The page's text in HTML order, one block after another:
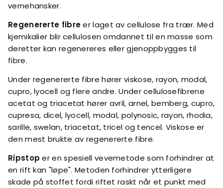
vernehansker.
Regenererte fibreer laget av cellulose fra trær. Med
kjemikalier blir cellulosen omdannet til en masse som
deretter kan regenereres eller gjenoppbygges til
fibre.
Under regenererte fibre hører viskose, rayon, modal,
cupro, lyocell og flere andre. Under cellulosefibrene
acetat og triacetat hører avril, arnel, bemberg, cupro,
cupresa, dicel, lyocell, modal, polynosic, rayon, rhodia,
sarille, swelan, triacetat, tricel og tencel. Viskose er
den mest brukte av regenererte fibre.
Ripstop er en spesiell vevemetode som forhindrer at
en rift kan "løpe". Metoden forhindrer ytterligere
skade på stoffet fordi riftet raskt når et punkt med